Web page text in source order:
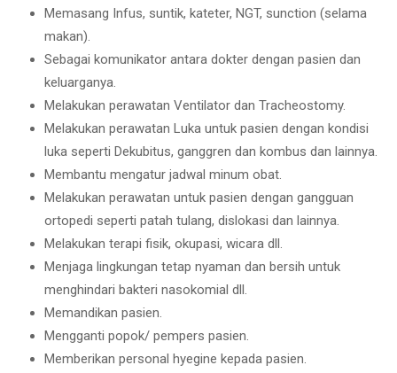
Memasang Infus, suntik, kateter, NGT, sunction (selama
makan).
Sebagai komunikator antara dokter dengan pasien dan
keluarganya.
Melakukan perawatan Ventilator dan Tracheostomy.
Melakukan perawatan Luka untuk pasien dengan kondisi
luka seperti Dekubitus, ganggren dan kombus dan lainnya.
Membantu mengatur jadwal minum obat.
Melakukan perawatan untuk pasien dengan gangguan
ortopedi seperti patah tulang, dislokasi dan lainnya.
Melakukan terapi fisik, okupasi, wicara dll.
Menjaga lingkungan tetap nyaman dan bersih untuk
menghindari bakteri nasokomial dll.
Memandikan pasien.
Mengganti popok/ pempers pasien.
Memberikan personal hyegine kepada pasien.